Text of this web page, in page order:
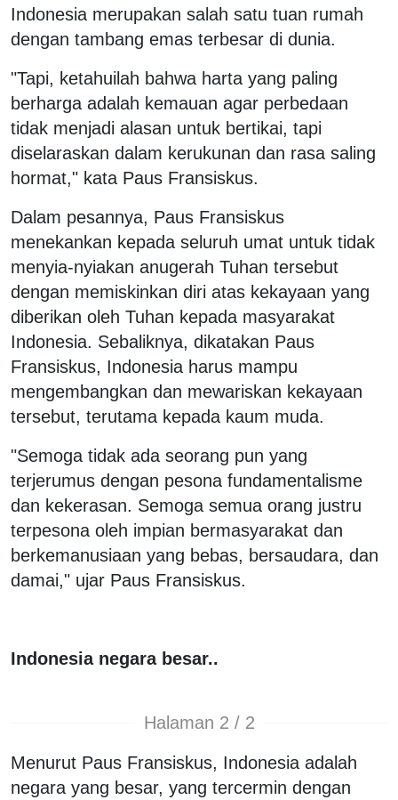
Indonesia merupakan salah satu tuan rumah
dengan tambang emas terbesar di dunia.
"Tapi, ketahuilah bahwa harta yang paling
berharga adalah kemauan agar perbedaan
tidak menjadi alasan untuk bertikai, tapi
diselaraskan dalam kerukunan dan rasa saling
hormat," kata Paus Fransiskus.
Dalam pesannya, Paus Fransiskus
menekankan kepada seluruh umat untuk tidak
menyia-nyiakan anugerah Tuhan tersebut
dengan memiskinkan diri atas kekayaan yang
diberikan oleh Tuhan kepada masyarakat
Indonesia. Sebaliknya, dikatakan Paus
Fransiskus, Indonesia harus mampu
mengembangkan dan mewariskan kekayaan
tersebut, terutama kepada kaum muda.
"Semoga tidak ada seorang pun yang
terjerumus dengan pesona fundamentalisme
dan kekerasan. Semoga semua orang justru
terpesona oleh impian bermasyarakat dan
berkemanusiaan yang bebas, bersaudara, dan
damai," ujar Paus Fransiskus.
Indonesia negara besar..
Halaman 2 / 2
Menurut Paus Fransiskus, Indonesia adalah
negara yang besar, yang tercermin dengan